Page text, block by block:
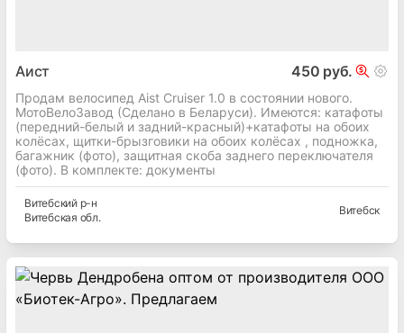
Аист 450 руб.
Продам велосипед Aist Cruiser 1.0 в состоянии нового.
МотоВелоЗавод (Сделано в Беларуси). Имеются: катафоты
(передний-белый и задний-красный)+катафоты на обоих
колёсах, щитки-брызговики на обоих колёсах , подножка,
багажник (фото), защитная скоба заднего переключателя
(фото). В комплекте: документы
Витебскийр-н
Витебская обл.
Витебск